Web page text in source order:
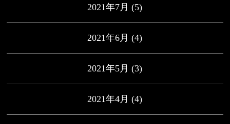
2021年7月 (5)
2021年6月 (4)
2021年5月 (3)
2021年4月 (4)